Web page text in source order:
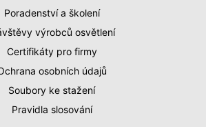
Poradenství a školení
výrobců osvětlení
Certifikáty pro firmy
osobních údajů
Soubory ke stažení
Pravidla slosování